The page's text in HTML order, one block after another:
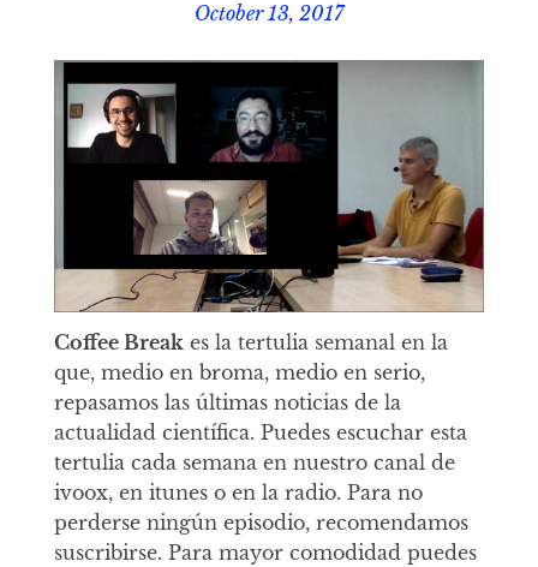
October 13, 2017
Coffee Breakes la tertulia semanal en la
que, medio en broma, medio en serio,
repasamos las últimas noticias de la
actualidad científica. Puedes escuchar esta
tertulia cada semana en nuestro canal de
ivoox, en itunes o en la radio. Para no
perderse ningún episodio, recomendamos
suscribirse. Para mayor comodidad puedes